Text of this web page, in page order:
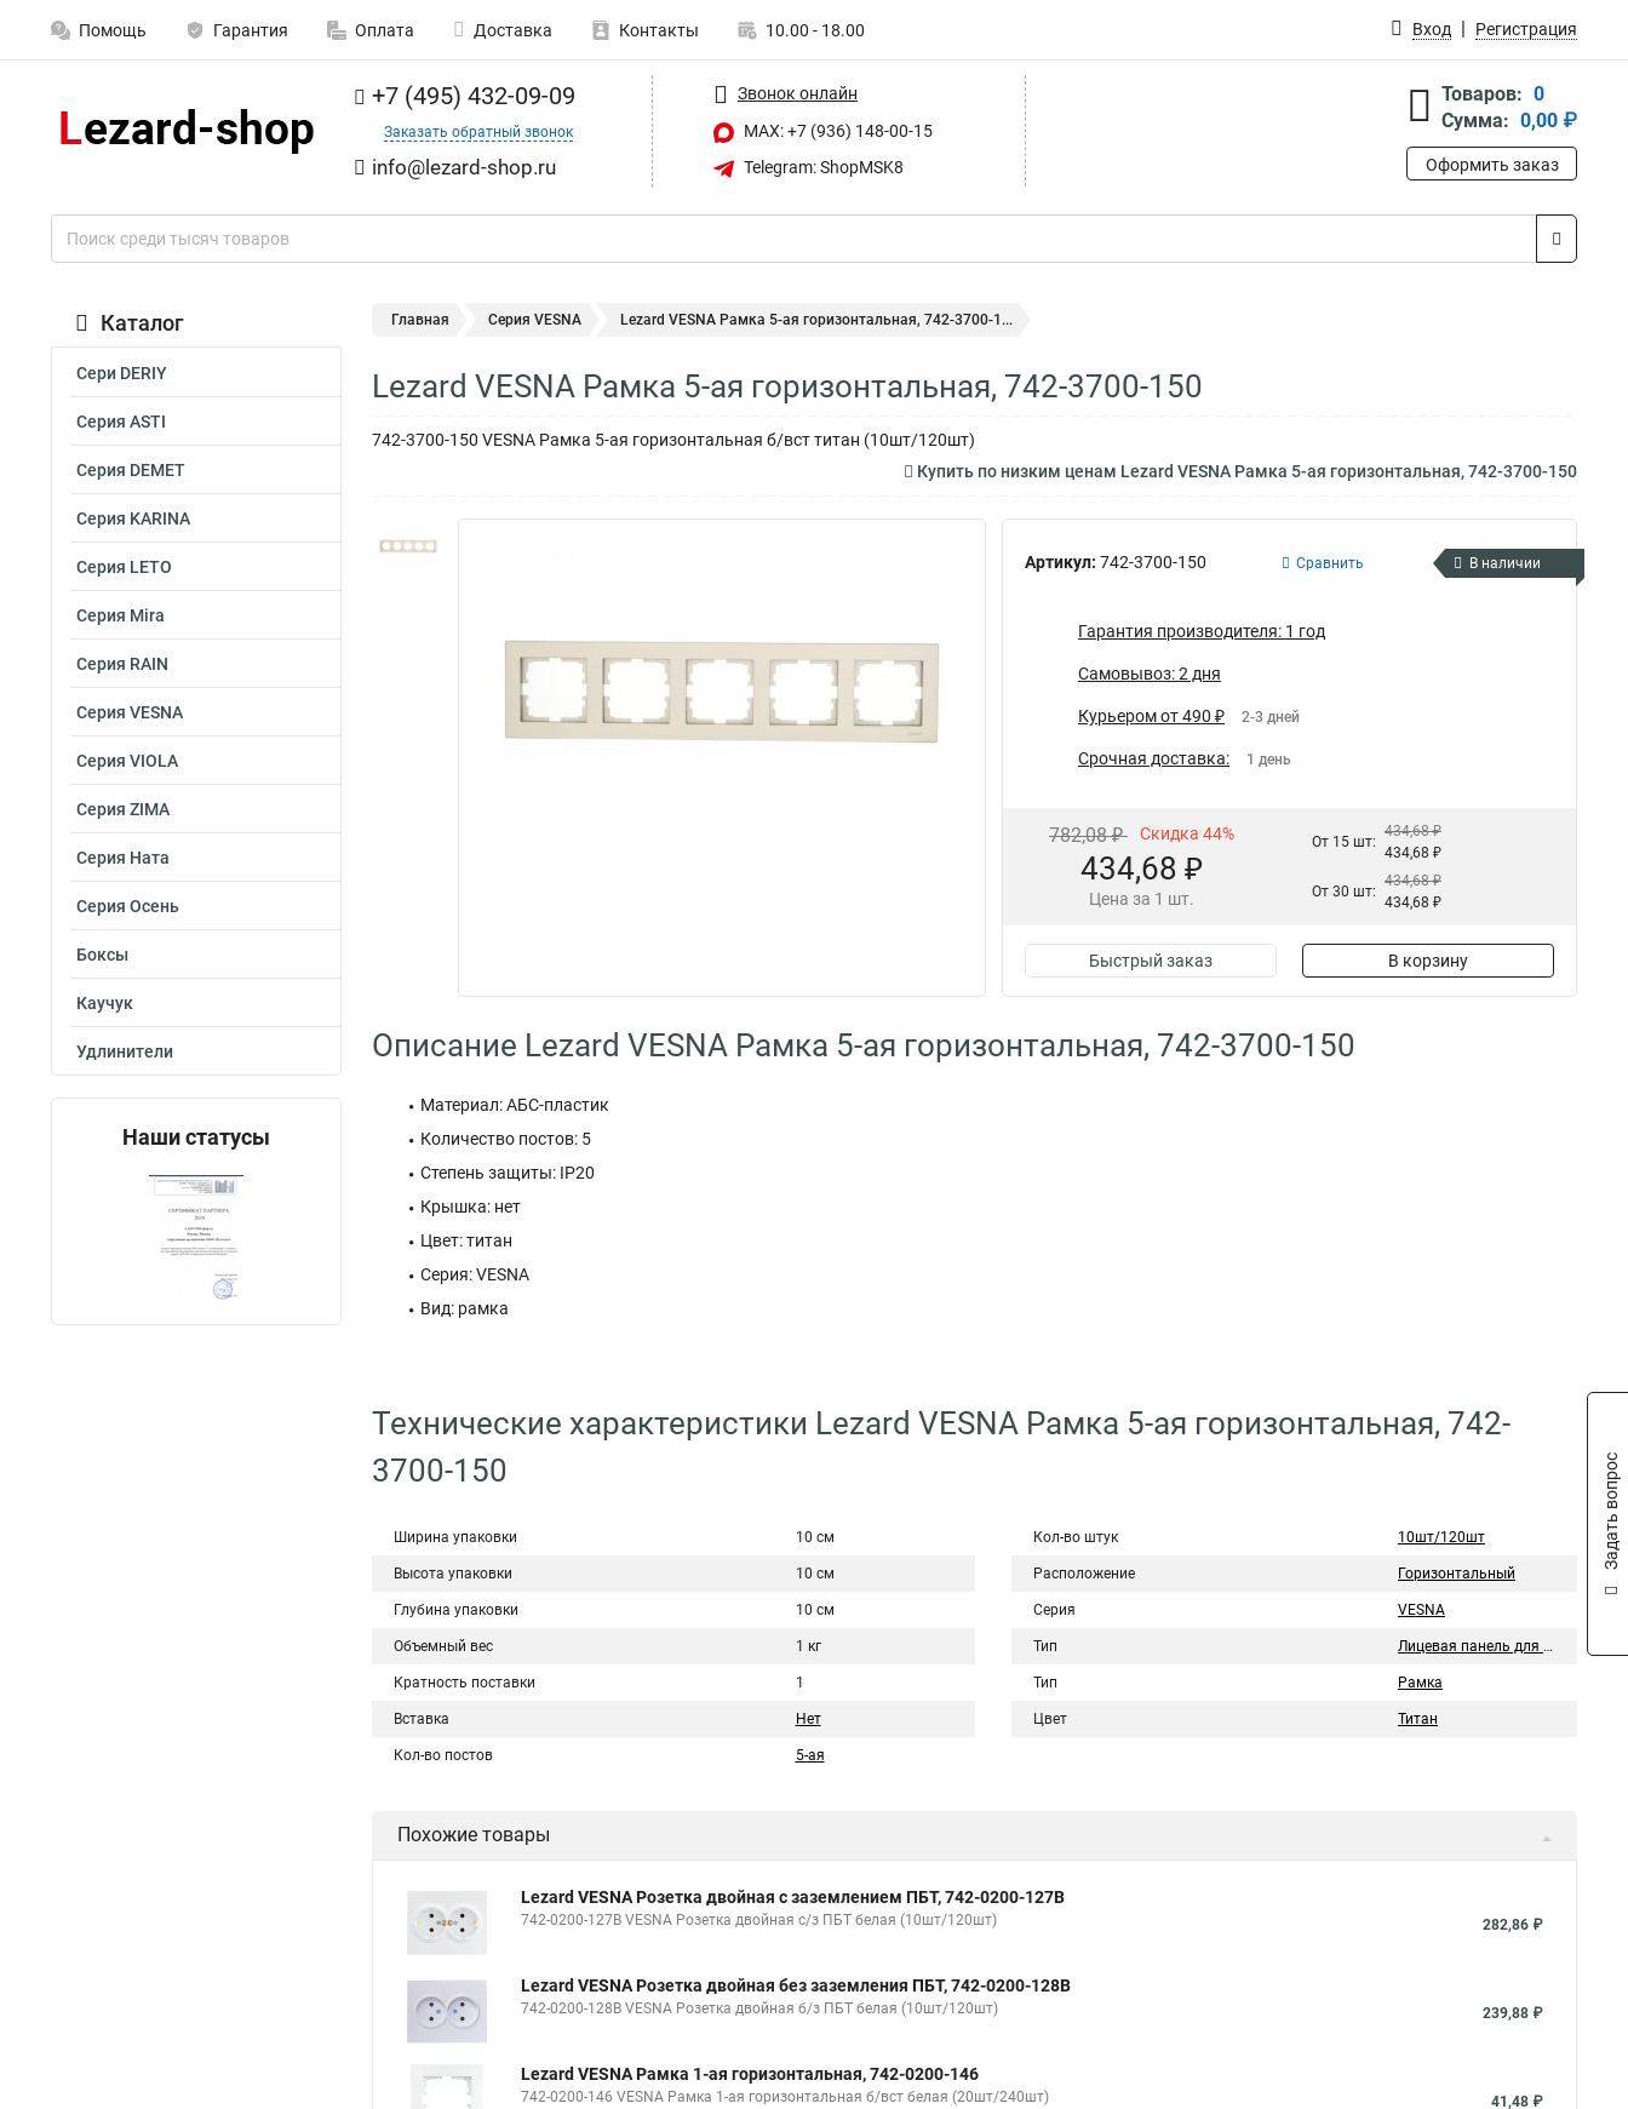
Помощь Гарантия Оплата Доставка Контакты 10.00 - 18.00 Вход Регистрация
+7 (495) 432-09-09
Заказать обратный звонок
info@lezard-shop.ru
Звонок онлайн
MAX: +7 (936) 148-00-15
Telegram: ShopMSK8
Товаров: 0
Сумма: 0,00 ₽
Оформить заказ
Каталог
Сери DERIY
Серия ASTI
Серия DEMET
Серия KARINA
Серия LETO
Серия Mira
Серия RAIN
Серия VESNA
Серия VIOLA
Серия ZIMA
Серия Ната
Серия Осень
Боксы
Каучук
Удлинители
Наши статусы
Главная Серия VESNA Lezard VESNA Рамка 5-ая горизонтальная, 742-3700-1...
Lezard VESNA Рамка 5-ая горизонтальная, 742-3700-150
742-3700-150 VESNA Рамка 5-ая горизонтальная б/вст титан (10шт/120шт)
Купить по низким ценам Lezard VESNA Рамка 5-ая горизонтальная, 742-3700-150
Артикул: 742-3700-150 Сравнить В наличии
Гарантия производителя: 1 год
Самовывоз: 2 дня
Курьером от 490 ₽ 2-3 дней
Срочная доставка: 1 день
782,08 ₽ Скидка 44%
434,68 ₽
Цена за 1 шт.
От 15 шт:
434,68 ₽
434,68 ₽
От 30 шт:
434,68 ₽
434,68 ₽
Быстрый заказ В корзину
Описание Lezard VESNA Рамка 5-ая горизонтальная, 742-3700-150
Материал: АБС-пластик
Количество постов: 5
Степень защиты: IP20
Крышка: нет
Цвет: титан
Серия: VESNA
Вид: рамка
Технические характеристики Lezard VESNA Рамка 5-ая горизонтальная, 742-
3700-150
Ширина упаковки 10 см
Высота упаковки 10 см
Глубина упаковки 10 см
Объемный вес 1 кг
Кратность поставки 1
Вставка Нет
Кол-во постов 5-ая
Кол-во штук 10шт/120шт
Расположение Горизонтальный
Серия VESNA
Тип Лицевая панель для розетки/выключателя
Тип Рамка
Цвет Титан
Похожие товары
Lezard VESNA Розетка двойная с заземлением ПБТ, 742-0200-127B
742-0200-127В VESNA Розетка двойная с/з ПБТ белая (10шт/120шт) 282,86 ₽
Lezard VESNA Розетка двойная без заземления ПБТ, 742-0200-128B
742-0200-128В VESNA Розетка двойная б/з ПБТ белая (10шт/120шт) 239,88 ₽
Lezard VESNA Рамка 1-ая горизонтальная, 742-0200-146
742-0200-146 VESNA Рамка 1-ая горизонтальная б/вст белая (20шт/240шт) 41,48 ₽
Задать вопрос